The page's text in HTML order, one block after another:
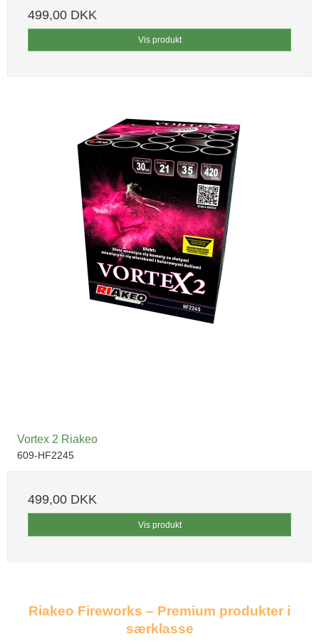
499,00 DKK
Vis produkt
Vortex 2 Riakeo
609-HF2245
499,00 DKK
Vis produkt
Riakeo Fireworks – Premium produkter i
særklasse